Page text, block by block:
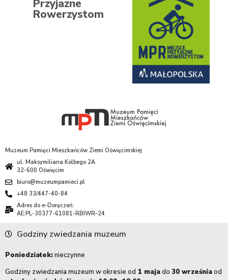
Przyjazne
Rowerzystom
Muzeum Pamięci Mieszkańców Ziemi Oświęcimskiej
ul. Maksymiliana Kolbego 2A
32-600 Oświęcim
biuro@muzeumpamieci.pl
+48 33/447-40-84
Adres do e-Doręczeń:
AE:PL-30377-61081-RBIWR-24
Godziny zwiedzania muzeum
Poniedziałek:nieczynne
Godziny zwiedzania muzeum w okresie od 1 majado 30 wrześniaod